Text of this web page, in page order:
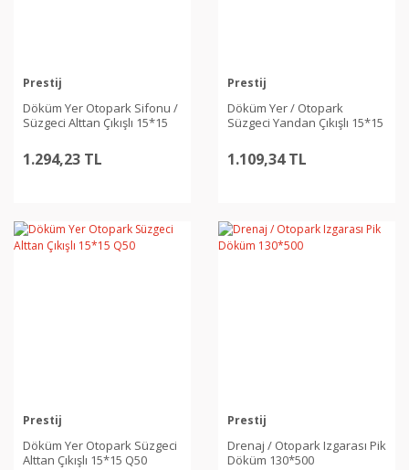
Prestij
Döküm Yer Otopark Sifonu /
Süzgeci Alttan Çıkışlı 15*15
1.294,23 TL
Prestij
Döküm Yer / Otopark
Süzgeci Yandan Çıkışlı 15*15
1.109,34 TL
Prestij
Döküm Yer Otopark Süzgeci
Alttan Çıkışlı 15*15 Q50
Prestij
Drenaj / Otopark Izgarası Pik
Döküm 130*500